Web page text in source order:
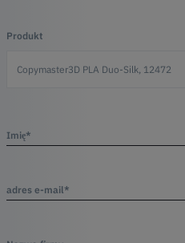
Produkt
Imię*
adres e-mail*